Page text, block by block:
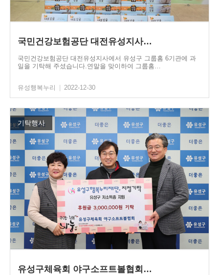
국민건강보험공단 대전유성지사…
국민건강보험공단 대전유성지사에서 유성구 그룹홈 6기관에 과
일을 기탁해 주셨습니다.연말을 맞이하여 그룹홈…
유성행복누리 2022-12-30
기탁행사
유성구체육회 야구소프트볼협회…